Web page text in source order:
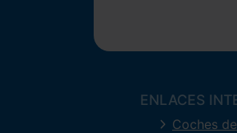
ENLACES
Coches